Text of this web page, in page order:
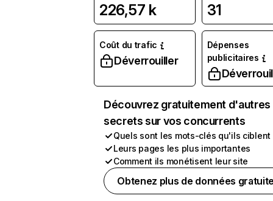
226,57 k 31
Coût du trafic
Déverrouiller
Dépenses
publicitaires
Découvrez gratuitement d'autres
secrets sur vos concurrents
Quels sont les mots-clés qu'ils ciblent
Leurs pages les plus importantes
Comment ils monétisent leur site
Obtenez plus de données